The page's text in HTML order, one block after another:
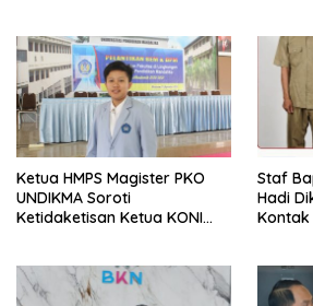
Ketua HMPS Magister PKO
UNDIKMA Soroti
Ketidaketisan Ketua KONI
Arena Kepentingan Sesaat
Staf
Hadi
Kontak